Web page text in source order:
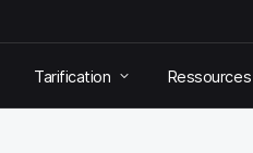
Tarification Ressources